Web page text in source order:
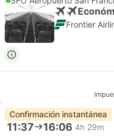
Frontier
Confirmación instantánea
11:37 16:06 4h 29m